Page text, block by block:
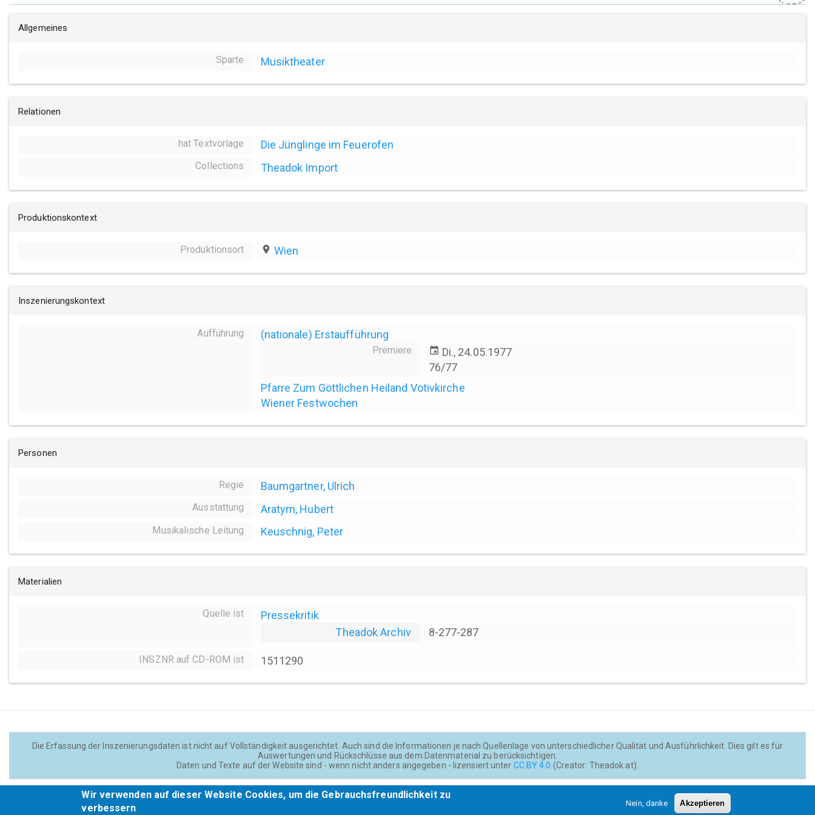
Allgemeines
Sparte Musiktheater
Relationen
hat Textvorlage Die Jünglinge im Feuerofen
Collections Theadok Import
Produktionskontext
Produktionsort place Wien
Inszenierungskontext
Aufführung (nationale) Erstaufführung
Premiere event Di., 24.05.1977
76/77
Pfarre Zum Göttlichen Heiland Votivkirche
Wiener Festwochen
Personen
Regie Baumgartner, Ulrich
Ausstattung Aratym, Hubert
Musikalische Leitung Keuschnig, Peter
Materialien
Quelle ist
Pressekritik
Theadok Archiv
8-277-287
INSZNR auf CD-ROM ist 1511290
Die Erfassung der Inszenierungsdaten ist nicht auf Vollständigkeit ausgerichtet. Auch sind die Informationen je nach Quellenlage von unterschiedlicher Qualität und Ausführlichkeit. Dies gilt es für
Auswertungen und Rückschlüsse aus dem Datenmaterial zu berücksichtigen.
Daten und Texte auf der Website sind - wenn nicht anders angegeben - lizensiert unter CC BY 4.0 (Creator: Theadok.at).
Barrierefreiheit
Wir verwenden auf dieser Website Cookies, um die Gebrauchsfreundlichkeit zu
verbessern
Nein, danke Akzeptieren